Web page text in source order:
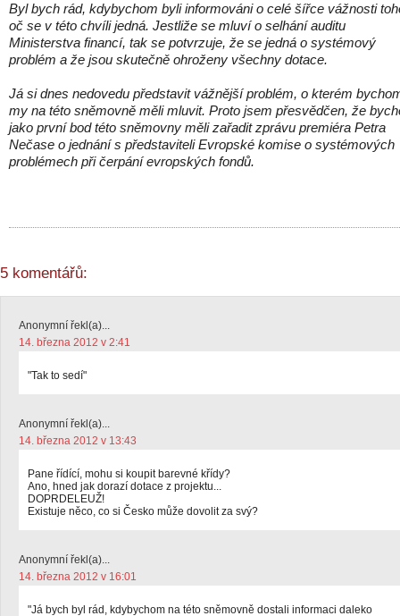
Byl bych rád, kdybychom byli informováni o celé šířce vážnosti
oč se v této chvíli jedná. Jestliže se mluví o selhání auditu
Ministerstva financí, tak se potvrzuje, že se jedná o systémový
problém a že jsou skutečně ohroženy všechny dotace.
Já si dnes nedovedu představit vážnější problém, o kterém
my na této sněmovně měli mluvit. Proto jsem přesvědčen, že
jako první bod této sněmovny měli zařadit zprávu premiéra Petra
Nečase o jednání s představiteli Evropské komise o systémových
problémech při čerpání evropských fondů.
5 komentářů:
Anonymní řekl(a)...
14. března 2012 v 2:41
"Tak to sedí"
Anonymní řekl(a)...
14. března 2012 v 13:43
Pane řídící, mohu si koupit barevné křídy?
Ano, hned jak dorazí dotace z projektu...
DOPRDELEUŽ!
Existuje něco, co si Česko může dovolit za svý?
Anonymní řekl(a)...
14. března 2012 v 16:01
"Já bych byl rád, kdybychom na této sněmovně dostali informaci daleko